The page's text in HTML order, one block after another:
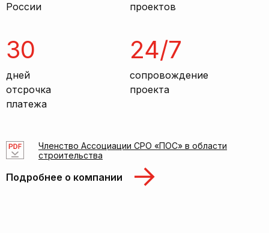
России
проектов
30
дней
отсрочка
платежа
24/7
сопровождение
проекта
Членство Ассоциации СРО «ПОС» в области
строительства
Подробнее о компании